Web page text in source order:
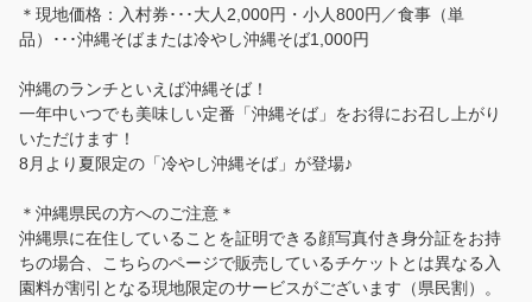
＊現地価格：入村券･･･大人2,000円・小人800円／食事（単
品）･･･沖縄そばまたは冷やし沖縄そば1,000円
沖縄のランチといえば沖縄そば！
一年中いつでも美味しい定番「沖縄そば」をお得にお召し上がり
いただけます！
8月より夏限定の「冷やし沖縄そば」が登場♪
＊沖縄県民の方へのご注意＊
沖縄県に在住していることを証明できる顔写真付き身分証をお持
ちの場合、こちらのページで販売しているチケットとは異なる入
園料が割引となる現地限定のサービスがございます（県民割）。